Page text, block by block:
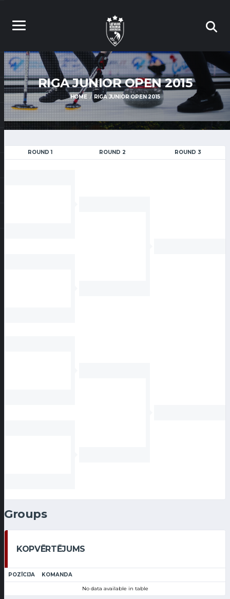
RIGA JUNIOR OPEN 2015
HOME RIGA JUNIOR OPEN 2015
ROUND 1 ROUND 2 ROUND 3
Groups
KOPVĒRTĒJUMS
POZĪCIJA KOMANDA
No data available in table